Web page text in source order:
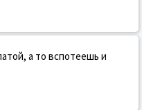
а то вспотеешь и